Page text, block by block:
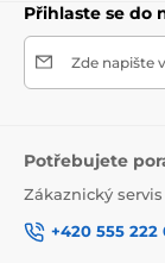
Přihlaste se do
Zde napište
Potřebujete
Zákaznický
+420 555 222